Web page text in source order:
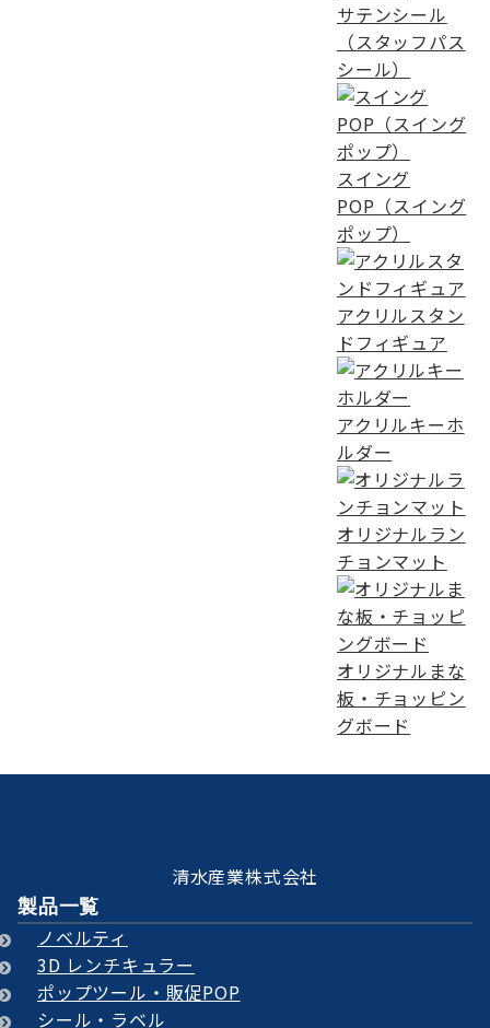
サテンシール
（スタッフパス
シール）
スイング
POP（スイング
ポップ）
アクリルスタン
ドフィギュア
アクリルキーホ
ルダー
オリジナルラン
チョンマット
オリジナルまな
板・チョッピン
グボード
清水産業株式会社
製品一覧
ノベルティ
3D レンチキュラー
ポップツール・販促POP
シール・ラベル